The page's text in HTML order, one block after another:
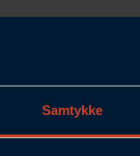
Samtykke